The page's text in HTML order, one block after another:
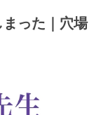
った｜穴場